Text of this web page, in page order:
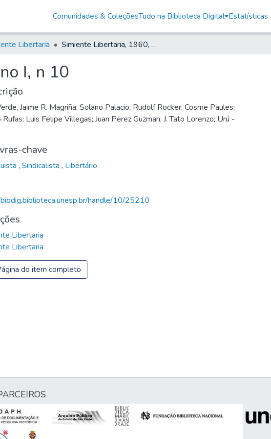
Comunidades & ColeçõesTudo na Biblioteca Digital Estatísticas
Libertaria Simiente Libertaria, 1960, ano I, n 10
I, n 10
Jaime R. Magriña; Solano Palacio; Rudolf Rocker; Cosme Paules;
Luis Felipe Villegas; Juan Perez Guzman; J. Tato Lorenzo; Urú -
chave
, Sindicalista , Libertário
handle/10/25210
Libertaria
Libertaria
do item completo